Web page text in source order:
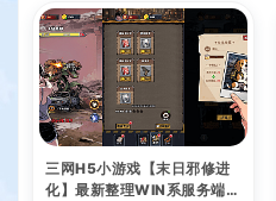
三网H5小游戏【末日邪修进
化】最新整理WIN系服务端+